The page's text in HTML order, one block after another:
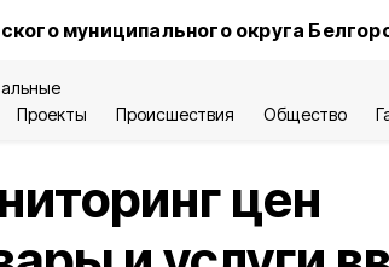
муниципального округа
Проекты Происшествия Общество
цен